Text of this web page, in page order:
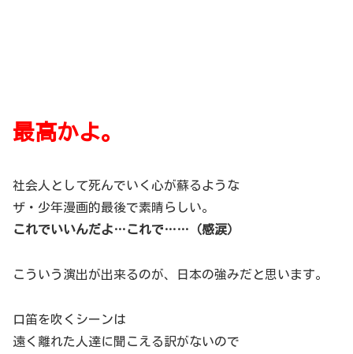
最高かよ。
社会人として死んでいく心が蘇るような
ザ・少年漫画的最後で素晴らしい。
これでいいんだよ…これで……（感涙）
こういう演出が出来るのが、日本の強みだと思います。
口笛を吹くシーンは
遠く離れた人達に聞こえる訳がないので